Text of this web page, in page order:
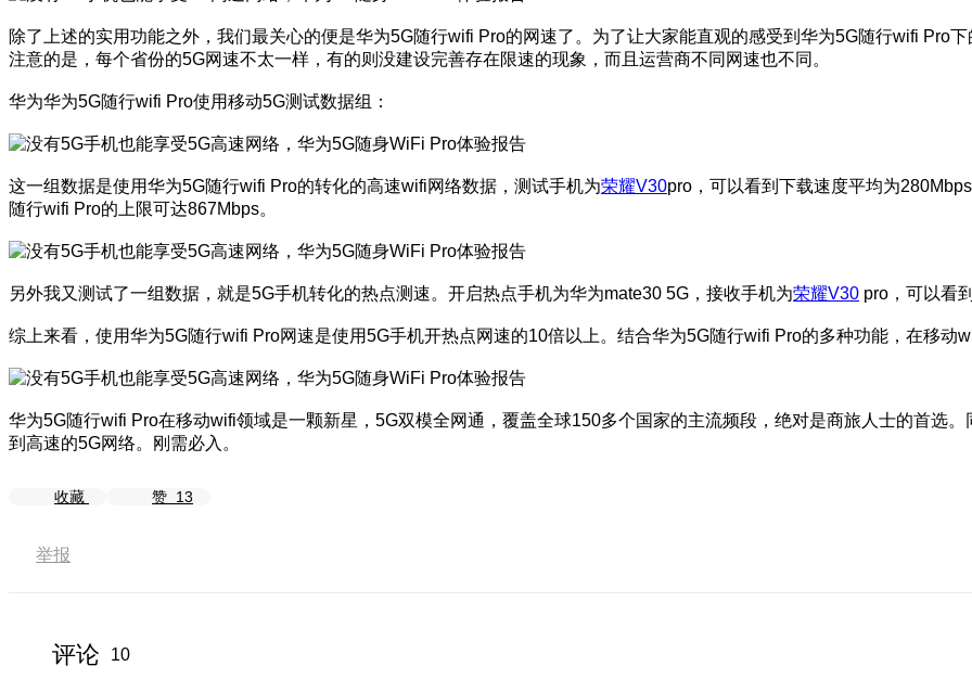
除了上述的实用功能之外，我们最关心的便是华为5G随行wifi Pro的网速了。为了让大家能直观的感受到华为5G随行wifi Pro
注意的是，每个省份的5G网速不太一样，有的则没建设完善存在限速的现象，而且运营商不同网速也不同。
华为华为5G随行wifi Pro使用移动5G测试数据组：
这一组数据是使用华为5G随行wifi Pro的转化的高速wifi网络数据，测试手机为荣耀V30pro，可以看到下载速度平均为
随行wifi Pro的上限可达867Mbps。
另外我又测试了一组数据，就是5G手机转化的热点测速。开启热点手机为华为mate30 5G，接收手机为荣耀V30 pro，可以看
综上来看，使用华为5G随行wifi Pro网速是使用5G手机开热点网速的10倍以上。结合华为5G随行wifi Pro的多种功能，在移动
华为5G随行wifi Pro在移动wifi领域是一颗新星，5G双模全网通，覆盖全球150多个国家的主流频段，绝对是商旅人士的首选
到高速的5G网络。刚需必入。
收藏 赞 13
举报
评论 10